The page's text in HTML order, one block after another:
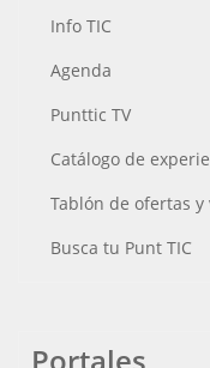
Info TIC
Agenda
Punttic TV
Catálogo de
Tablón de ofertas
Busca tu Punt TIC